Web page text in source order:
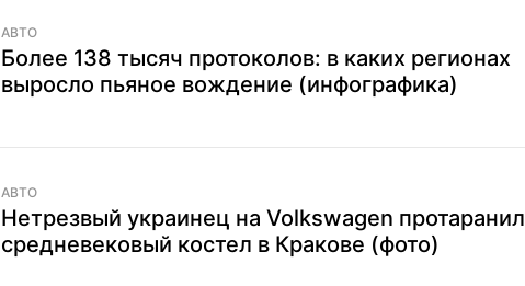
АВТО
Более 138 тысяч протоколов: в каких регионах
выросло пьяное вождение (инфографика)
АВТО
Нетрезвый украинец на Volkswagen протаранил
средневековый костел в Кракове (фото)